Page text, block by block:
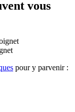
vous
pour y parvenir :